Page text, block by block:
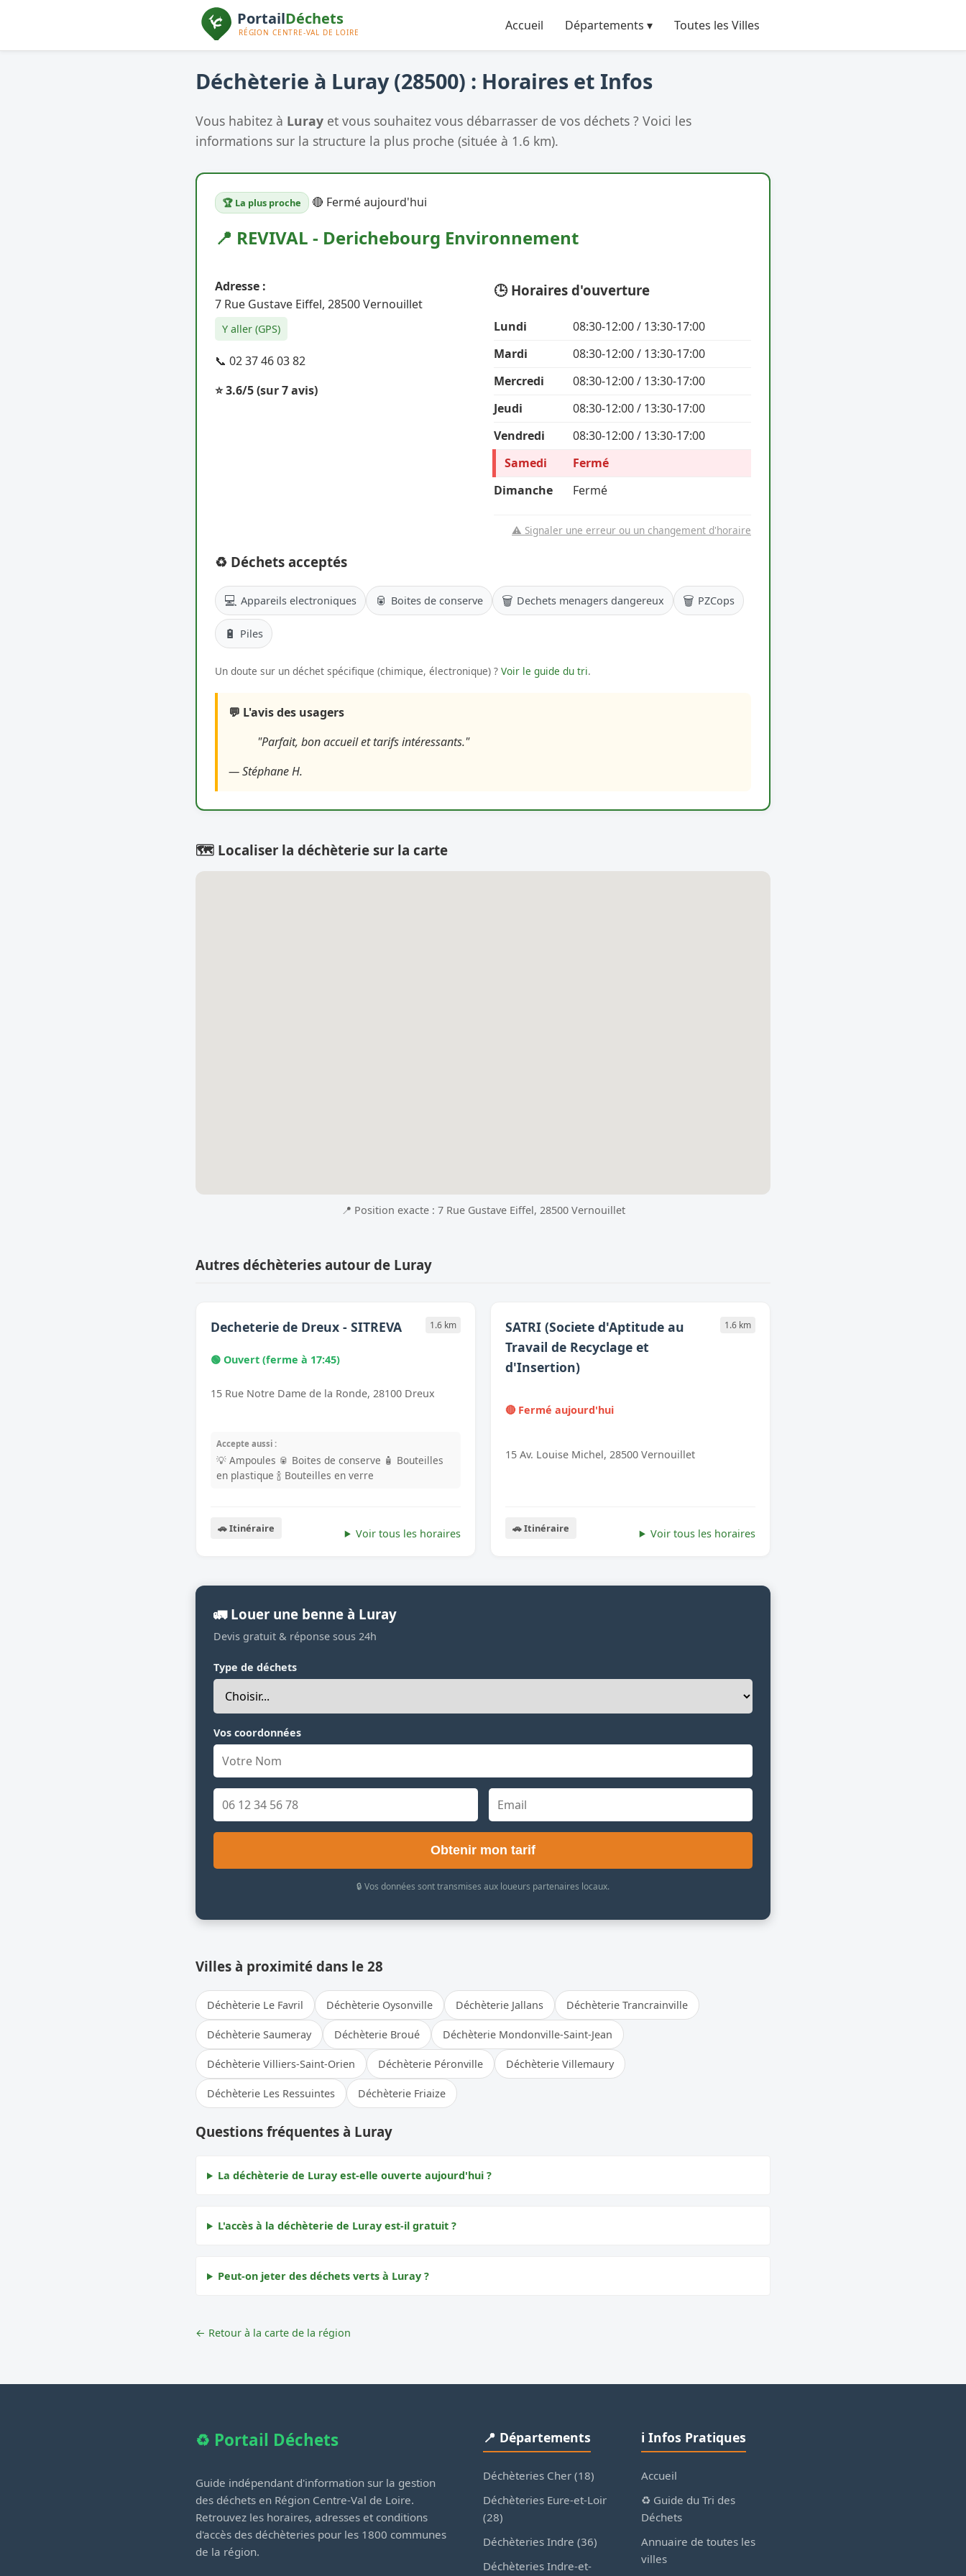
Accueil Départements ▾ Toutes les Villes
Déchèterie à Luray (28500) : Horaires et Infos
Vous habitez à Luray et vous souhaitez vous débarrasser de vos déchets ? Voici les
informations sur la structure la plus proche (située à 1.6 km).
🏆 La plus proche 🔴 Fermé aujourd'hui
📍 REVIVAL - Derichebourg Environnement
Adresse :
7 Rue Gustave Eiffel, 28500 Vernouillet
Y aller (GPS)
📞 02 37 46 03 82
⭐ 3.6/5(sur 7 avis)
🕒 Horaires d'ouverture
Lundi
08:30-12:00 / 13:30-17:00
Mardi
08:30-12:00 / 13:30-17:00
Mercredi
08:30-12:00 / 13:30-17:00
Jeudi
08:30-12:00 / 13:30-17:00
Vendredi
08:30-12:00 / 13:30-17:00
Samedi
Fermé
Dimanche
Fermé
⚠️ Signaler une erreur ou un changement d'horaire
♻️ Déchets acceptés
💻 Appareils electroniques 🥫 Boites de conserve 🗑️ Dechets menagers dangereux 🗑️ PZCops
🔋 Piles
Un doute sur un déchet spécifique (chimique, électronique) ? Voir le guide du tri.
💬 L'avis des usagers
"Parfait, bon accueil et tarifs intéressants."
— Stéphane H.
🗺️ Localiser la déchèterie sur la carte
📍 Position exacte : 7 Rue Gustave Eiffel, 28500 Vernouillet
Autres déchèteries autour de Luray
Decheterie de Dreux - SITREVA 1.6 km
🟢 Ouvert (ferme à 17:45)
15 Rue Notre Dame de la Ronde, 28100 Dreux
Accepte aussi :
💡 Ampoules 🥫 Boites de conserve 🧴 Bouteilles
en plastique 🍾 Bouteilles en verre
🚗 Itinéraire Voir tous les horaires
SATRI (Societe d'Aptitude au
Travail de Recyclage et
d'Insertion)
1.6 km
🔴 Fermé aujourd'hui
15 Av. Louise Michel, 28500 Vernouillet
🚗 Itinéraire Voir tous les horaires
🚛 Louer une benne à Luray
Devis gratuit & réponse sous 24h
Type de déchets
Vos coordonnées
Obtenir mon tarif
🔒 Vos données sont transmises aux loueurs partenaires locaux.
Villes à proximité dans le 28
Déchèterie Le Favril Déchèterie Oysonville Déchèterie Jallans Déchèterie Trancrainville
Déchèterie Saumeray Déchèterie Broué Déchèterie Mondonville-Saint-Jean
Déchèterie Villiers-Saint-Orien Déchèterie Péronville Déchèterie Villemaury
Déchèterie Les Ressuintes Déchèterie Friaize
Questions fréquentes à Luray
La déchèterie de Luray est-elle ouverte aujourd'hui ?
L'accès à la déchèterie de Luray est-il gratuit ?
Peut-on jeter des déchets verts à Luray ?
← Retour à la carte de la région
♻️ Portail Déchets
Guide indépendant d'information sur la gestion
des déchets en Région Centre-Val de Loire.
Retrouvez les horaires, adresses et conditions
d'accès des déchèteries pour les 1800 communes
de la région.
📍 Départements
Déchèteries Cher (18)
Déchèteries Eure-et-Loir
(28)
Déchèteries Indre (36)
Déchèteries Indre-et-
ℹ️ Infos Pratiques
Accueil
♻️ Guide du Tri des
Déchets
Annuaire de toutes les
villes